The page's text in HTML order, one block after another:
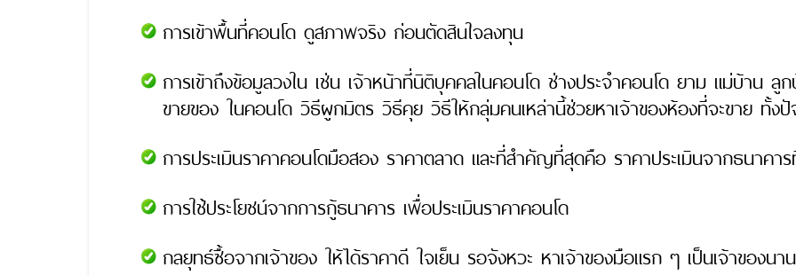
การเข้าพื้นที่คอนโด ดูสภาพจริง ก่อนตัดสินใจลงทุน
การเข้าถึงข้อมูลวงใน เช่น เจ้าหน้าที่นิติบุคคลในคอนโด ช่างประจำคอนโด ยาม แม่บ้าน
ขายของ ในคอนโด วิธีผูกมิตร วิธีคุย วิธีให้กลุ่มคนเหล่านี้ช่วยหาเจ้าของห้องที่จะขาย ทั้ง
การประเมินราคาคอนโดมือสอง ราคาตลาด และที่สำคัญที่สุดคือ ราคาประเมินจากธนาคา
การใช้ประโยชน์จากการกู้ธนาคาร เพื่อประเมินราคาคอนโด
กลยุทธ์ซื้อจากเจ้าของ ให้ได้ราคาดี ใจเย็น รอจังหวะ หาเจ้าของมือแรก ๆ เป็นเจ้าของนา